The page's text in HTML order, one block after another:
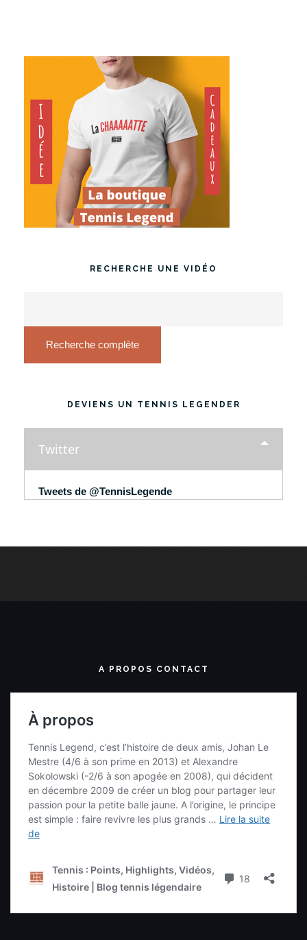
RECHERCHE UNE VIDÉO
Recherche complète
DEVIENS UN TENNIS LEGENDER
Twitter
Tweets de @TennisLegende
A PROPOS CONTACT